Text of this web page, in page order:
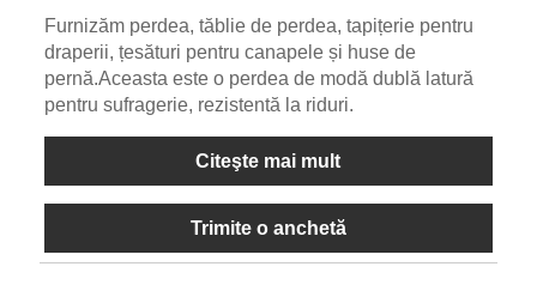
Furnizăm perdea, tăblie de perdea, tapițerie pentru
draperii, țesături pentru canapele și huse de
pernă.Aceasta este o perdea de modă dublă latură
pentru sufragerie, rezistentă la riduri.
Citeşte mai mult
Trimite o anchetă